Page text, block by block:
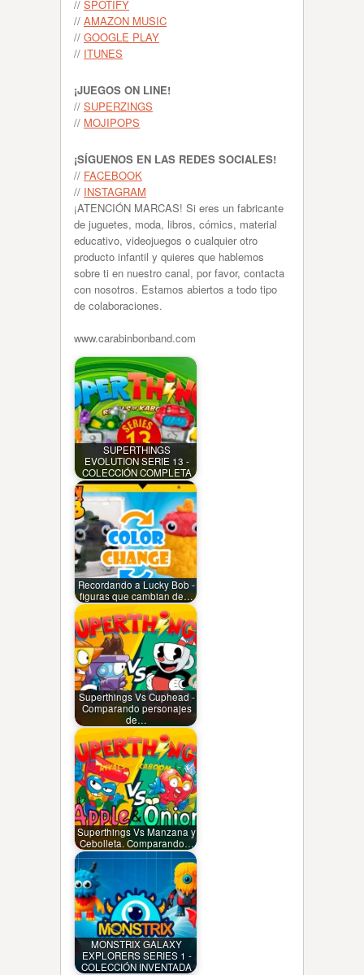
// SPOTIFY
// AMAZON MUSIC
// GOOGLE PLAY
// ITUNES
¡JUEGOS ON LINE!
// SUPERZINGS
// MOJIPOPS
¡SÍGUENOS EN LAS REDES SOCIALES!
// FACEBOOK
// INSTAGRAM
¡ATENCIÓN MARCAS! Si eres un fabricante
de juguetes, moda, libros, cómics, material
educativo, videojuegos o cualquier otro
producto infantil y quieres que hablemos
sobre ti en nuestro canal, por favor, contacta
con nosotros. Estamos abiertos a todo tipo
de colaboraciones.
www.carabinbonband.com
SUPERTHINGS
EVOLUTION SERIE 13 -
COLECCIÓN COMPLETA
Recordando a Lucky Bob -
figuras que cambian de…
Superthings Vs Cuphead -
Comparando personajes
de…
Superthings Vs Manzana y
Cebolleta. Comparando…
MONSTRIX GALAXY
EXPLORERS SERIES 1 -
COLECCIÓN INVENTADA